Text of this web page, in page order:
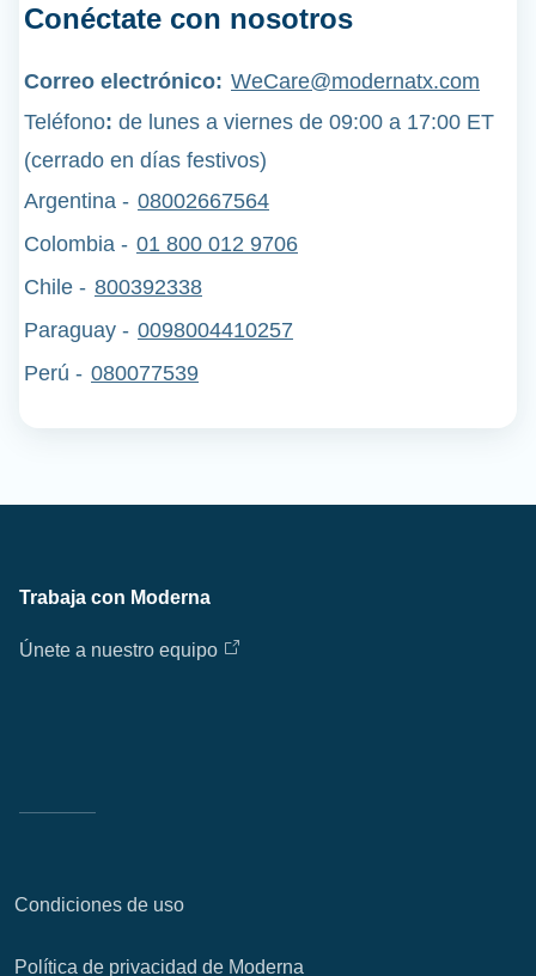
Conéctate con nosotros
Correo electrónico: WeCare@modernatx.com
Teléfono: de lunes a viernes de 09:00 a 17:00 ET
(cerrado en días festivos)
Argentina - 08002667564
Colombia - 01 800 012 9706
Chile - 800392338
Paraguay - 0098004410257
Perú - 080077539
Trabaja con Moderna
Únete a nuestro equipo
Condiciones de uso
Política de privacidad de Moderna